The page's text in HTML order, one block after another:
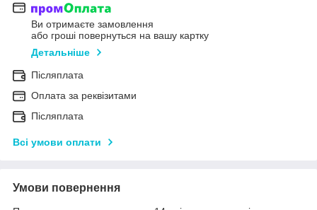
Ви отримаєте замовлення
або гроші повернуться на вашу картку
Детальніше
Післяплата
Оплата за реквізитами
Післяплата
Всі умови оплати
Умови повернення